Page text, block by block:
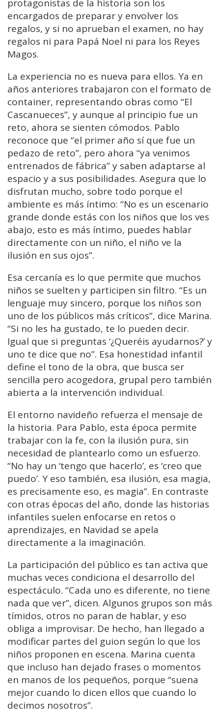
protagonistas de la historia son los
encargados de preparar y envolver los
regalos, y si no aprueban el examen, no hay
regalos ni para Papá Noel ni para los Reyes
Magos.
La experiencia no es nueva para ellos. Ya en
años anteriores trabajaron con el formato de
container, representando obras como “El
Cascanueces”, y aunque al principio fue un
reto, ahora se sienten cómodos. Pablo
reconoce que “el primer año sí que fue un
pedazo de reto”, pero ahora “ya venimos
entrenados de fábrica” y saben adaptarse al
espacio y a sus posibilidades. Asegura que lo
disfrutan mucho, sobre todo porque el
ambiente es más íntimo: “No es un escenario
grande donde estás con los niños que los ves
abajo, esto es más íntimo, puedes hablar
directamente con un niño, el niño ve la
ilusión en sus ojos”.
Esa cercanía es lo que permite que muchos
niños se suelten y participen sin filtro. “Es un
lenguaje muy sincero, porque los niños son
uno de los públicos más críticos”, dice Marina.
“Si no les ha gustado, te lo pueden decir.
Igual que si preguntas ‘¿Queréis ayudarnos?’ y
uno te dice que no”. Esa honestidad infantil
define el tono de la obra, que busca ser
sencilla pero acogedora, grupal pero también
abierta a la intervención individual.
El entorno navideño refuerza el mensaje de
la historia. Para Pablo, esta época permite
trabajar con la fe, con la ilusión pura, sin
necesidad de plantearlo como un esfuerzo.
“No hay un ‘tengo que hacerlo’, es ‘creo que
puedo’. Y eso también, esa ilusión, esa magia,
es precisamente eso, es magia”. En contraste
con otras épocas del año, donde las historias
infantiles suelen enfocarse en retos o
aprendizajes, en Navidad se apela
directamente a la imaginación.
La participación del público es tan activa que
muchas veces condiciona el desarrollo del
espectáculo. “Cada uno es diferente, no tiene
nada que ver”, dicen. Algunos grupos son más
tímidos, otros no paran de hablar, y eso
obliga a improvisar. De hecho, han llegado a
modificar partes del guion según lo que los
niños proponen en escena. Marina cuenta
que incluso han dejado frases o momentos
en manos de los pequeños, porque “suena
mejor cuando lo dicen ellos que cuando lo
decimos nosotros”.